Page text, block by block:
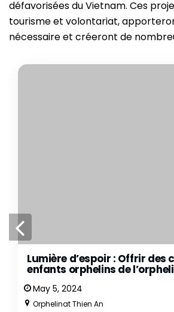
défavorisées du Vietnam. Ces
tourisme et volontariat,
nécessaire et créeront de
Lumière d’espoir : Offrir des
enfants orphelins de
May 5, 2024
Orphelinat Thien An